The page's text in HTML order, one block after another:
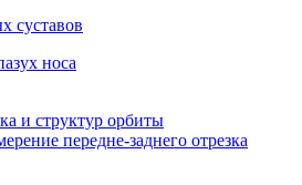
суставов
носа
и структур орбиты
передне-заднего отрезка